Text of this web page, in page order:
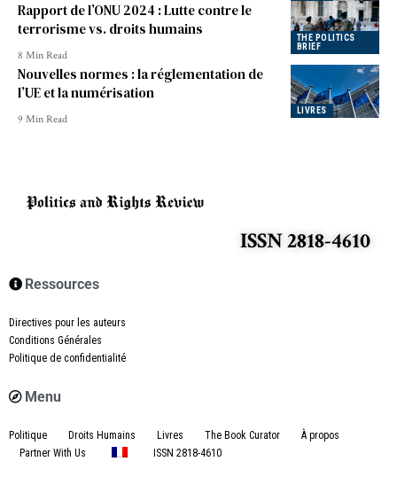
THE POLITICS
BRIEF
Rapport de l’ONU 2024 : Lutte contre le
terrorisme vs. droits humains
8 Min Read
LIVRES
Nouvelles normes : la réglementation de
l’UE et la numérisation
9 Min Read
ISSN 2818-4610
Ressources
Directives pour les auteurs
Conditions Générales
Politique de confidentialité
Menu
Politique Droits Humains Livres The Book Curator
À propos
Partner With Us
ISSN 2818-4610